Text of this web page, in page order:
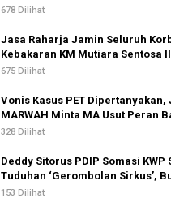
Nasional Kota Medan kepada
678 Dilihat
Jasa Raharja Jamin Seluruh
Kebakaran KM Mutiara Sentosa
Perairan Sumenep
675 Dilihat
Vonis Kasus PET Dipertanyakan,
MARWAH Minta MA Usut Peran
Group
328 Dilihat
Deddy Sitorus PDIP Somasi KWP
Tuduhan ‘Gerombolan Sirkus’,
Rapat Komisi II Dipimpin Sufmi
153 Dilihat